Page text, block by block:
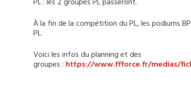
À la fin de la compétition du PL, les podiums
PL.
Voici les infos du planning et des
groupes : https://www.ffforce.fr/medias/